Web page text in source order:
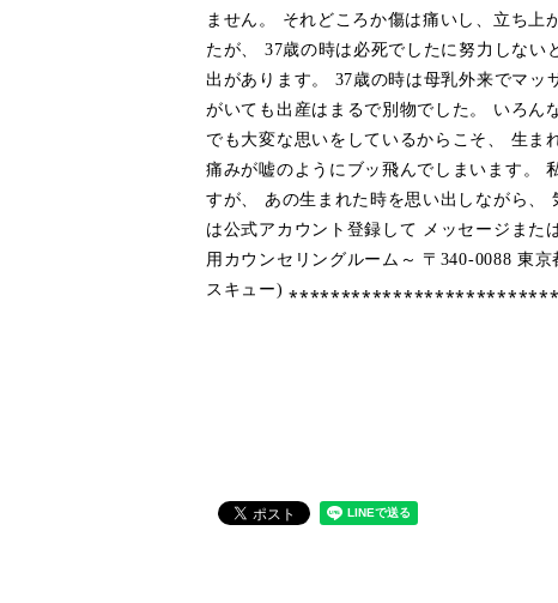
ません。 それどころか傷は痛いし、立ち
たが、 37歳の時は必死でしたに努力しな
出があります。 37歳の時は母乳外来でマッ
がいても出産はまるで別物でした。 いろん
でも大変な思いをしているからこそ、 生
痛みが嘘のようにブッ飛んでしまいます。
すが、 あの生まれた時を思い出しながら
は公式アカウント登録して メッセージま
用カウンセリングルーム～ 〒340-0088 東
スキュー)